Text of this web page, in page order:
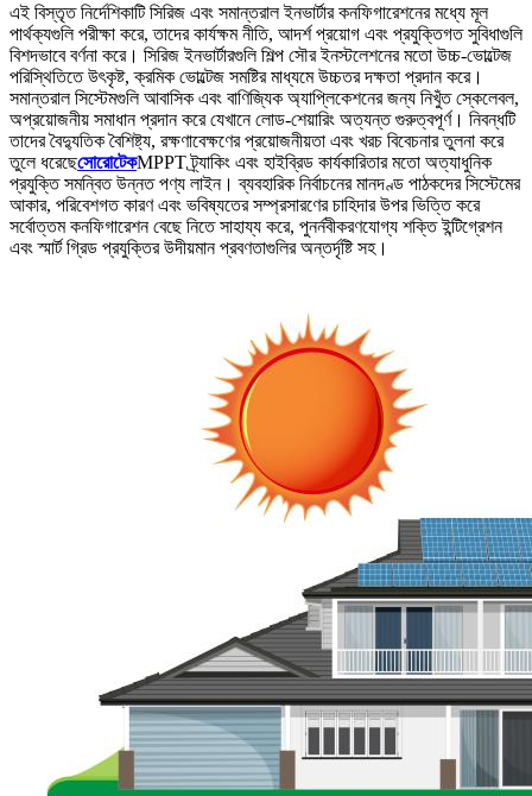
এই বিস্তৃত নির্দেশিকাটি সিরিজ এবং সমান্তরাল ইনভার্টার কনফিগারেশনের মধ্যে মূল
পার্থক্যগুলি পরীক্ষা করে, তাদের কার্যক্ষম নীতি, আদর্শ প্রয়োগ এবং প্রযুক্তিগত সুবিধাগুলি
বিশদভাবে বর্ণনা করে। সিরিজ ইনভার্টারগুলি শিল্প সৌর ইনস্টলেশনের মতো উচ্চ-ভোল্টেজ
পরিস্থিতিতে উৎকৃষ্ট, ক্রমিক ভোল্টেজ সমষ্টির মাধ্যমে উচ্চতর দক্ষতা প্রদান করে।
সমান্তরাল সিস্টেমগুলি আবাসিক এবং বাণিজ্যিক অ্যাপ্লিকেশনের জন্য নিখুঁত স্কেলেবল,
অপ্রয়োজনীয় সমাধান প্রদান করে যেখানে লোড-শেয়ারিং অত্যন্ত গুরুত্বপূর্ণ। নিবন্ধটি
তাদের বৈদ্যুতিক বৈশিষ্ট্য, রক্ষণাবেক্ষণের প্রয়োজনীয়তা এবং খরচ বিবেচনার তুলনা করে
তুলে ধরেছেসোরোটেকMPPT ট্র্যাকিং এবং হাইব্রিড কার্যকারিতার মতো অত্যাধুনিক
প্রযুক্তি সমন্বিত উন্নত পণ্য লাইন। ব্যবহারিক নির্বাচনের মানদণ্ড পাঠকদের সিস্টেমের
আকার, পরিবেশগত কারণ এবং ভবিষ্যতের সম্প্রসারণের চাহিদার উপর ভিত্তি করে
সর্বোত্তম কনফিগারেশন বেছে নিতে সাহায্য করে, পুনর্নবীকরণযোগ্য শক্তি ইন্টিগ্রেশন
এবং স্মার্ট গ্রিড প্রযুক্তির উদীয়মান প্রবণতাগুলির অন্তর্দৃষ্টি সহ।